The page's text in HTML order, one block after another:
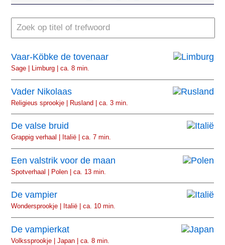
Vaar-Köbke de tovenaar
Sage | Limburg | ca. 8 min.
Vader Nikolaas
Religieus sprookje | Rusland | ca. 3 min.
De valse bruid
Grappig verhaal | Italië | ca. 7 min.
Een valstrik voor de maan
Spotverhaal | Polen | ca. 13 min.
De vampier
Wondersprookje | Italië | ca. 10 min.
De vampierkat
Volkssprookje | Japan | ca. 8 min.